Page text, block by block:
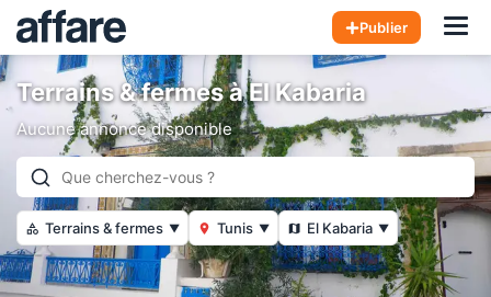
Publier
Terrains & fermes à El Kabaria
Aucune annonce disponible
Terrains & fermes ▼ Tunis ▼ El Kabaria ▼